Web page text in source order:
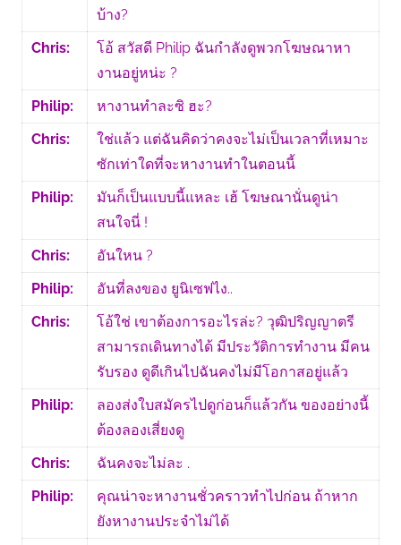
บ้าง?
Chris:
โอ้ สวัสดี Philip ฉันกำลังดูพวกโฆษณาหา
งานอยู่หน่ะ ?
Philip:
หางานทำละซิ ฮะ?
Chris:
ใช่แล้ว แต่ฉันคิดว่าคงจะไม่เป็นเวลาที่เหมาะ
ซักเท่าใดที่จะหางานทำในตอนนี้
Philip:
มันก็เป็นแบบนี้แหละ เฮ้ โฆษณานั่นดูน่า
สนใจนี่ !
Chris:
อันใหน ?
Philip:
อันที่ลงของ ยูนิเซฟไง..
Chris:
โอ้ใช่ เขาต้องการอะไรล่ะ? วุฒิปริญญาตรี
สามารถเดินทางได้ มีประวัติการทำงาน มีคน
รับรอง ดูดีเกินไปฉันคงไม่มีโอกาสอยู่แล้ว
Philip:
ลองส่งใบสมัครไปดูก่อนก็แล้วกัน ของอย่างนี้
ต้องลองเสี่ยงดู
Chris:
ฉันคงจะไม่ละ .
Philip:
คุณน่าจะหางานชั่วคราวทำไปก่อน ถ้าหาก
ยังหางานประจำไม่ได้